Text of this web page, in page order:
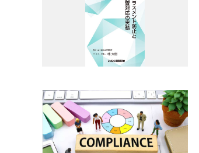
資料ダウンロード
利用規約
プライバシーポリシー
本サイトのご利用にあたって